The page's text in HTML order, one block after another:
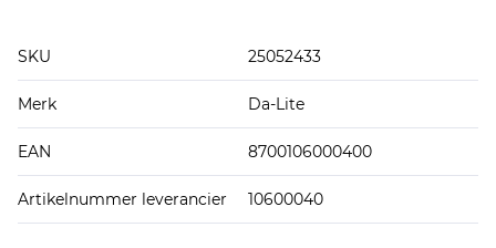
SKU 25052433
Merk Da-Lite
EAN 8700106000400
Artikelnummer leverancier 10600040